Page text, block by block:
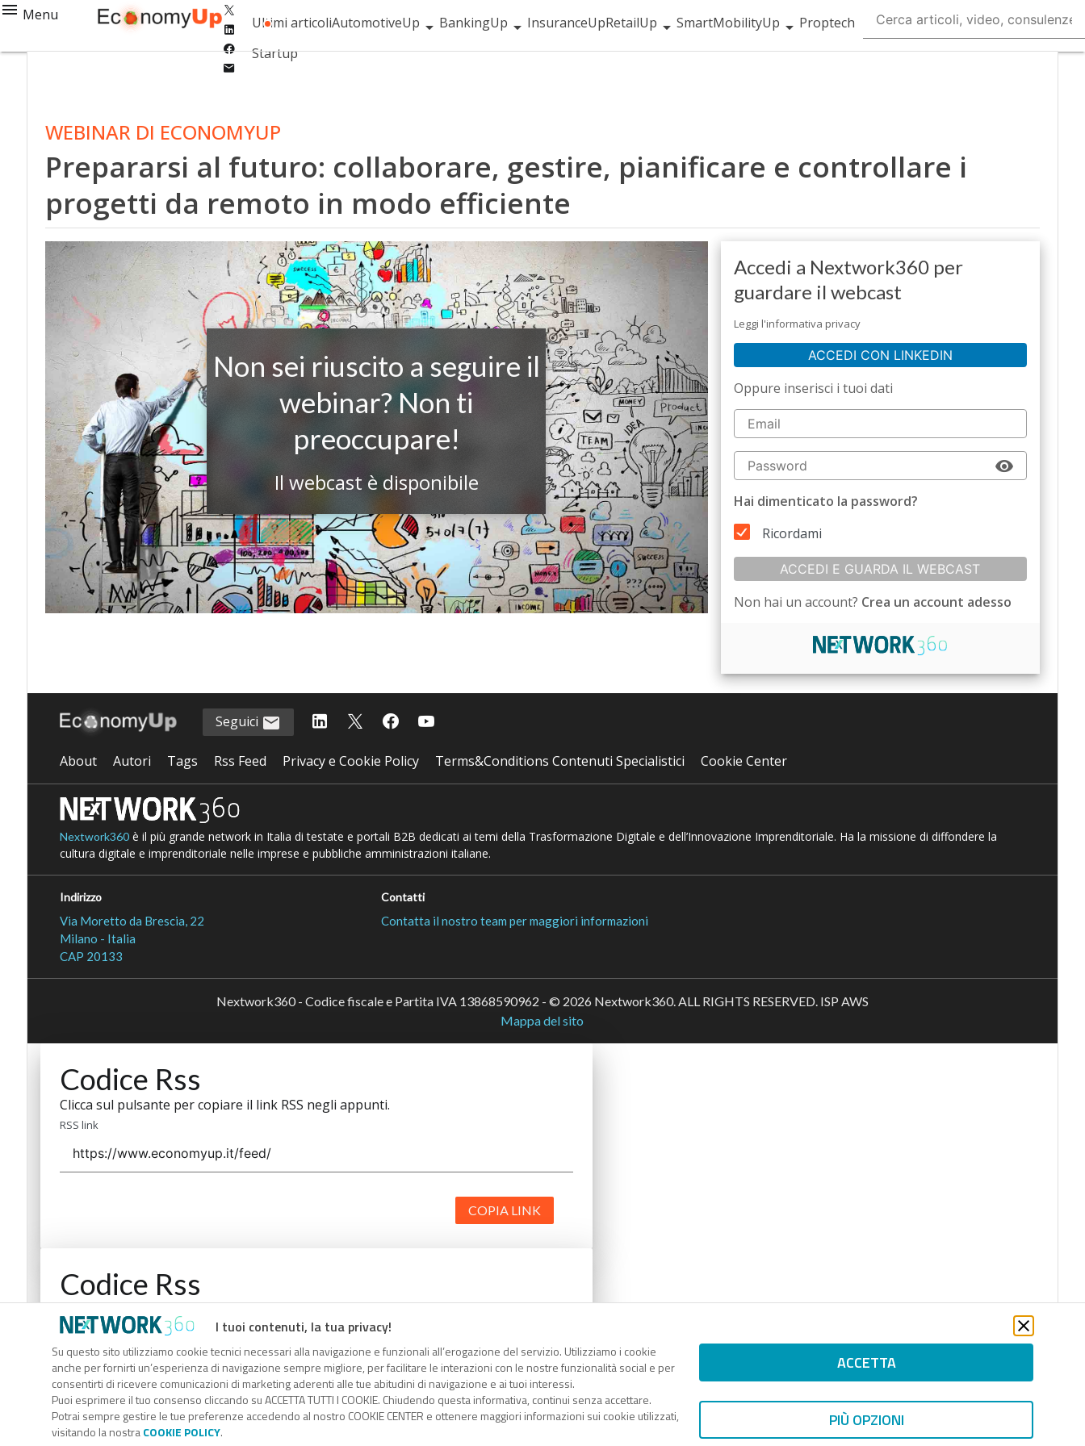
Menu
Linkedin
Facebook
Ultimi articoliAutomotiveUp BankingUp InsuranceUpRetailUp SmartMobilityUp
Proptech
Startup
WEBINAR DI ECONOMYUP
Prepararsi al futuro: collaborare, gestire, pianificare e controllare i
progetti da remoto in modo efficiente
Non sei riuscito a seguire il
webinar? Non ti
preoccupare!
Il webcast è disponibile
Accedi a Nextwork360 per
guardare il webcast
Leggi l'informativa privacy
ACCEDI CON LINKEDIN
Oppure inserisci i tuoi dati
Hai dimenticato la password?
Ricordami
ACCEDI E GUARDA IL WEBCAST
Non hai un account? Crea un account adesso
I tuoi contenuti, la tua privacy!
Su questo sito utilizziamo cookie tecnici necessari alla navigazione e funzionali all’erogazione del servizio. Utilizziamo i cookie
anche per fornirti un’esperienza di navigazione sempre migliore, per facilitare le interazioni con le nostre funzionalità social e per
consentirti di ricevere comunicazioni di marketing aderenti alle tue abitudini di navigazione e ai tuoi interessi.
Puoi esprimere il tuo consenso cliccando su ACCETTA TUTTI I COOKIE. Chiudendo questa informativa, continui senza accettare.
Potrai sempre gestire le tue preferenze accedendo al nostro COOKIE CENTER e ottenere maggiori informazioni sui cookie utilizzati,
visitando la nostraCOOKIE POLICY.
ACCETTA
PIÙ OPZIONI
Seguici
About Autori Tags Rss Feed Privacy e Cookie Policy Terms&Conditions Contenuti Specialistici Cookie Center
Nextwork360è il più grande network in Italia di testate e portali B2B dedicati ai temi della Trasformazione Digitale e dell’Innovazione Imprenditoriale. Ha la missione di diffondere la
cultura digitale e imprenditoriale nelle imprese e pubbliche amministrazioni italiane.
Indirizzo
Via Moretto da Brescia, 22
Milano - Italia
CAP 20133
Contatti
Contatta il nostro team per maggiori informazioni
Nextwork360 - Codice fiscale e Partita IVA 13868590962 - © 2026 Nextwork360. ALL RIGHTS RESERVED. ISP AWS
Mappa del sito
Codice Rss
Clicca sul pulsante per copiare il link RSS negli appunti.
RSS link
COPIA LINK
Codice Rss
RSS link
COPIA LINK